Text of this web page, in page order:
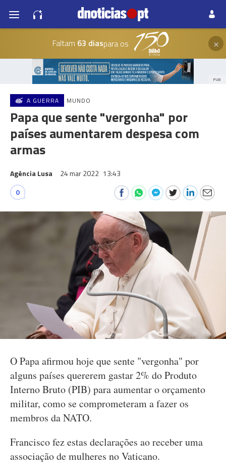
Faltam 63 diaspara os ×
PUB
A GUERRA MUNDO
Papa que sente "vergonha" por
países aumentarem despesa com
armas
Agência Lusa 24 mar 2022 13:43
0
O Papa afirmou hoje que sente "vergonha" por
alguns países quererem gastar 2% do Produto
Interno Bruto (PIB) para aumentar o orçamento
militar, como se comprometeram a fazer os
membros da NATO.
Francisco fez estas declarações ao receber uma
associação de mulheres no Vaticano.